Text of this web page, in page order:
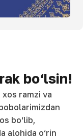
bo‘lsin!
xos ramzi va
bo‘lib,
alohida o‘rin